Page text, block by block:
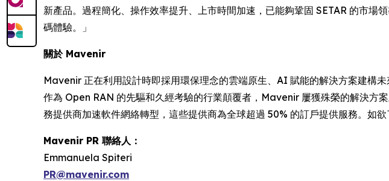
新產品。過程簡化、操作效率提升、上市時間加速，已能夠鞏固 SETAR 的市
碼體驗。」
關於 Mavenir
Mavenir 正在利用設計時即採用環保理念的雲端原生、AI 賦能的解決方案建構
作為 Open RAN 的先驅和久經考驗的行業顛覆者，Mavenir 屢獲殊榮的解決方
務提供商加速軟件網絡轉型，這些提供商為全球超過 50% 的訂戶提供服務。如
Mavenir PR 聯絡人：
Emmanuela Spiteri
PR@mavenir.com